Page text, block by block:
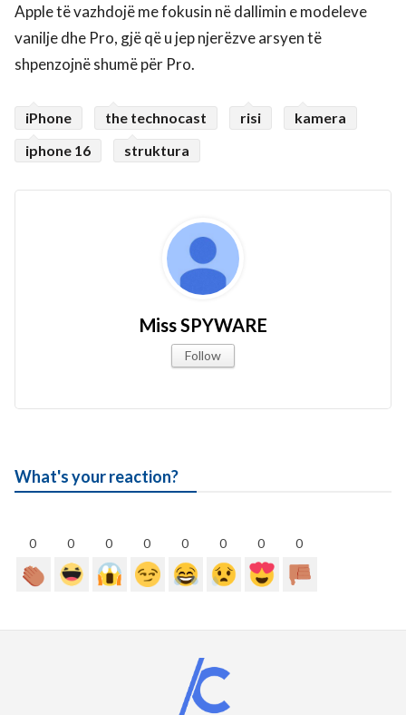
Apple të vazhdojë me fokusin në dallimin e modeleve
vanilje dhe Pro, gjë që u jep njerëzve arsyen të
shpenzojnë shumë për Pro.
iPhone the technocast risi
kamera
iphone 16
struktura
Miss SPYWARE
Follow
What's your reaction?
0 0 0 0 0 0 0 0